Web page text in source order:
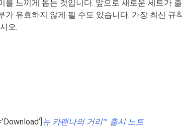
느끼게 돕는 것입니다. 앞으로 새로운 세트가 출
유효하지 않게 될 수도 있습니다. 가장 최신 규
오.
뉴 카펜나의 거리™ 출시 노트